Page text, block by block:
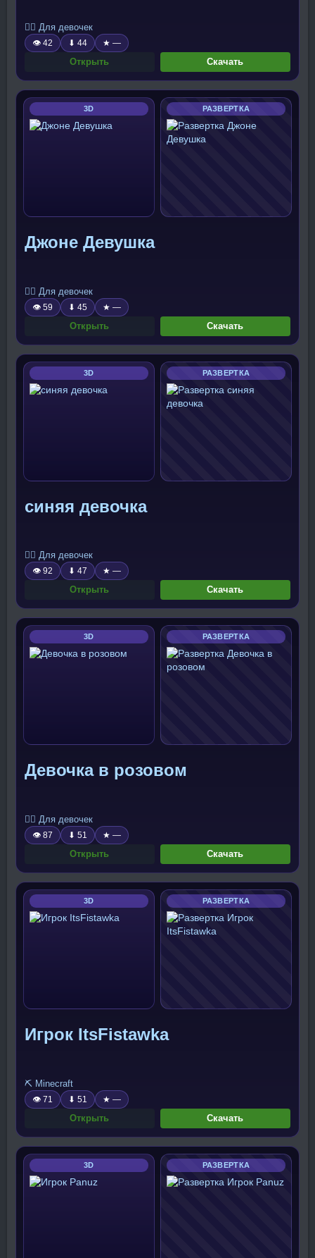
🧍‍♀️ Для девочек
👁 42 ⬇ 44 ★ —
Открыть Скачать
3D РАЗВЕРТКА
Джоне Девушка
🧍‍♀️ Для девочек
👁 59 ⬇ 45 ★ —
Открыть Скачать
3D РАЗВЕРТКА
синяя девочка
🧍‍♀️ Для девочек
👁 92 ⬇ 47 ★ —
Открыть Скачать
3D РАЗВЕРТКА
Девочка в розовом
🧍‍♀️ Для девочек
👁 87 ⬇ 51 ★ —
Открыть Скачать
3D РАЗВЕРТКА
Игрок ItsFistawka
⛏️ Minecraft
👁 71 ⬇ 51 ★ —
Открыть Скачать
3D РАЗВЕРТКА